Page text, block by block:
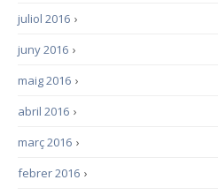
›
juliol 2016
›
juny 2016
›
maig 2016
›
abril 2016
›
març 2016
›
febrer 2016